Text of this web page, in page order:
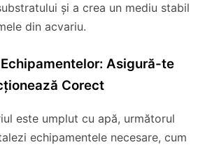
și a crea un mediu stabil
din acvariu.
Asigură-te
Corect
este umplut cu apă, următorul
echipamentele necesare, cum